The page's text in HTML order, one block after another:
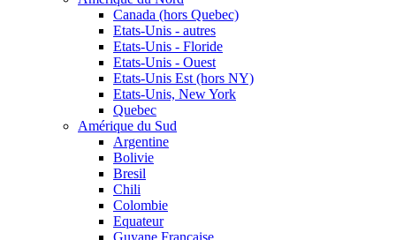
Canada (hors Quebec)
Etats-Unis - autres
Etats-Unis - Floride
Etats-Unis - Ouest
Etats-Unis Est (hors NY)
Etats-Unis, New York
Quebec
Amérique du Sud
Argentine
Bolivie
Bresil
Chili
Colombie
Equateur
Guyane Francaise